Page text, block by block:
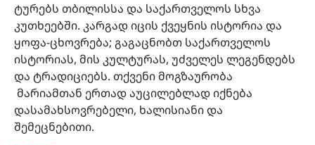
ტურებს თბილისსა და საქართველოს სხვა
კუთხეებში. კარგად იცის ქვეყნის ისტორია და
ყოფა-ცხოვრება; გაგაცნობთ საქართველოს
ისტორიას, მის კულტურას, უძველეს ლეგენდებს
და ტრადიციებს. თქვენი მოგზაურობა
მარიამთან ერთად აუცილებლად იქნება
დასამახსოვრებელი, ხალისიანი და
შემეცნებითი.